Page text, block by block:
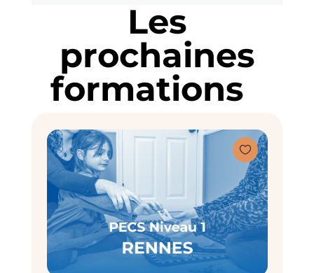
Les
prochaines
formations
